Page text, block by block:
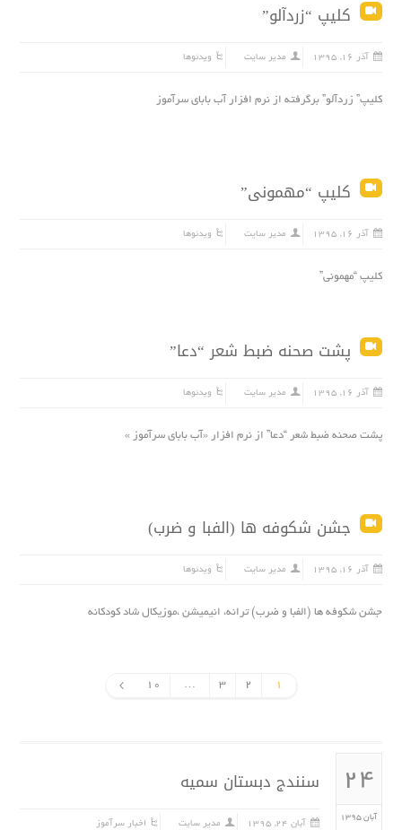
کلیپ “زردآلو”
آذر ۱۶, ۱۳۹۵ مدیر سایت ویدئوها
کلیپ” زردآلو” برگرفته از نرم افزار آب باباى سرآموز
کلیپ “مهمونى”
آذر ۱۶, ۱۳۹۵ مدیر سایت ویدئوها
کلیپ “مهمونى”
پشت صحنه ضبط شعر “دعا”
آذر ۱۶, ۱۳۹۵ مدیر سایت ویدئوها
پشت صحنه ضبط شعر “دعا” از نرم افزار «آب بابای سرآموز »
جشن شکوفه ها (الفبا و ضرب)
آذر ۱۶, ۱۳۹۵ مدیر سایت ویدئوها
جشن شکوفه ها (الفبا و ضرب) ترانه، انیمیشن ،موزیکال شاد کودکانه
1
2
3
…
10
۲۴
آبان ۱۳۹۵
سنندج دبستان سمیه
آبان ۲۴, ۱۳۹۵ مدیر سایت اخبار سرآموز